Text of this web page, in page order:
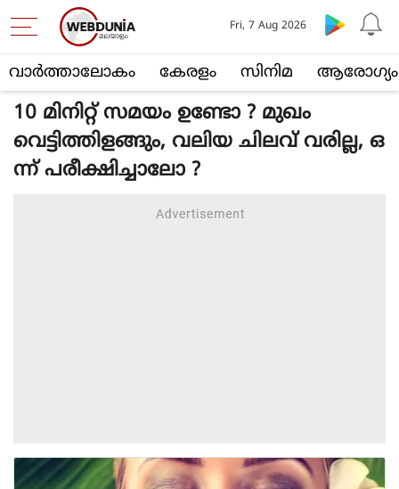
വാര്‍ത്താലോകം കേരളം സിനിമ ആരോഗ്യം
Fri, 7 Aug 2026
10 മിനിറ്റ് സമയം ഉണ്ടോ ? മുഖം
വെട്ടിത്തിളങ്ങും, വലിയ ചിലവ് വരില്ല, ഒ
ന്ന് പരീക്ഷിച്ചാലോ ?